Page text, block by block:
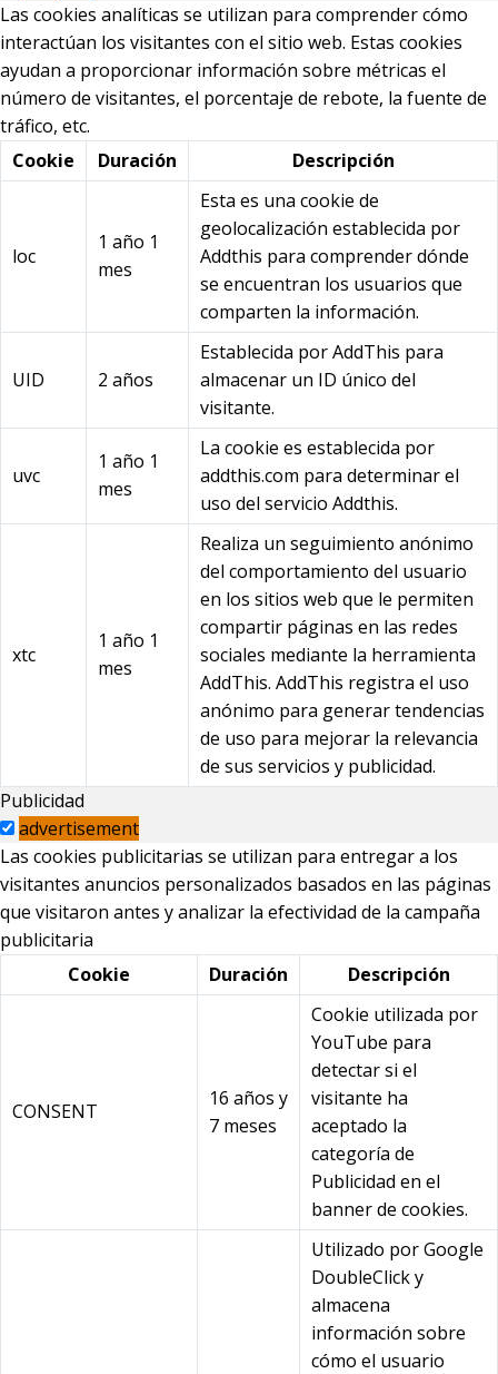
Las cookies analíticas se utilizan para comprender cómo
interactúan los visitantes con el sitio web. Estas cookies
ayudan a proporcionar información sobre métricas el
número de visitantes, el porcentaje de rebote, la fuente de
tráfico, etc.
Cookie
Duración Descripción
loc
1 año 1
mes
Esta es una cookie de
geolocalización establecida por
Addthis para comprender dónde
se encuentran los usuarios que
comparten la información.
UID 2 años
Establecida por AddThis para
almacenar un ID único del
visitante.
uvc
1 año 1
mes
La cookie es establecida por
addthis.com para determinar el
uso del servicio Addthis.
xtc
1 año 1
mes
Realiza un seguimiento anónimo
del comportamiento del usuario
en los sitios web que le permiten
compartir páginas en las redes
sociales mediante la herramienta
AddThis. AddThis registra el uso
anónimo para generar tendencias
de uso para mejorar la relevancia
de sus servicios y publicidad.
Publicidad
advertisement
Las cookies publicitarias se utilizan para entregar a los
visitantes anuncios personalizados basados en las páginas
que visitaron antes y analizar la efectividad de la campaña
publicitaria
Cookie
Duración Descripción
CONSENT
16 años y
7 meses
Cookie utilizada por
YouTube para
detectar si el
visitante ha
aceptado la
categoría de
Publicidad en el
banner de cookies.
Utilizado por Google
DoubleClick y
almacena
información sobre
cómo el usuario